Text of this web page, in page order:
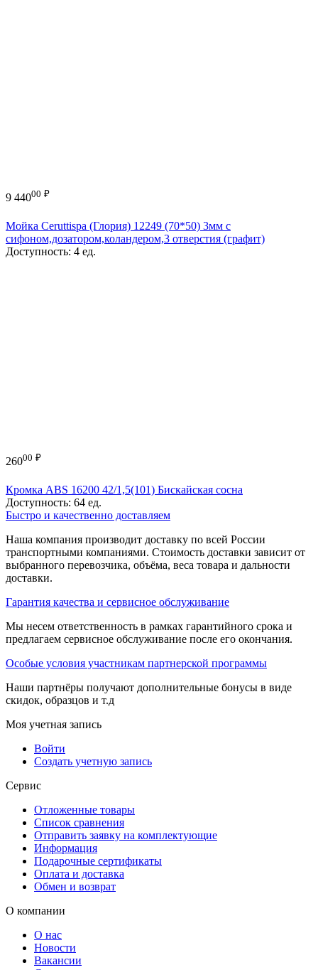
9 44000 ₽
Мойка Ceruttispa (Глория) 12249 (70*50) 3мм с
сифоном,дозатором,коландером,3 отверстия (графит)
Доступность: 4 ед.
26000 ₽
Кромка ABS 16200 42/1,5(101) Бискайская сосна
Доступность: 64 ед.
Быстро и качественно доставляем
Наша компания производит доставку по всей России
транспортными компаниями. Стоимость доставки зависит от
выбранного перевозчика, объёма, веса товара и дальности
доставки.
Гарантия качества и сервисное обслуживание
Мы несем ответственность в рамках гарантийного срока и
предлагаем сервисное обслуживание после его окончания.
Особые условия участникам партнерской программы
Наши партнёры получают дополнительные бонусы в виде
скидок, образцов и т.д
Моя учетная запись
Войти
Создать учетную запись
Сервис
Отложенные товары
Список сравнения
Отправить заявку на комплектующие
Информация
Подарочные сертификаты
Оплата и доставка
Обмен и возврат
О компании
О нас
Новости
Вакансии